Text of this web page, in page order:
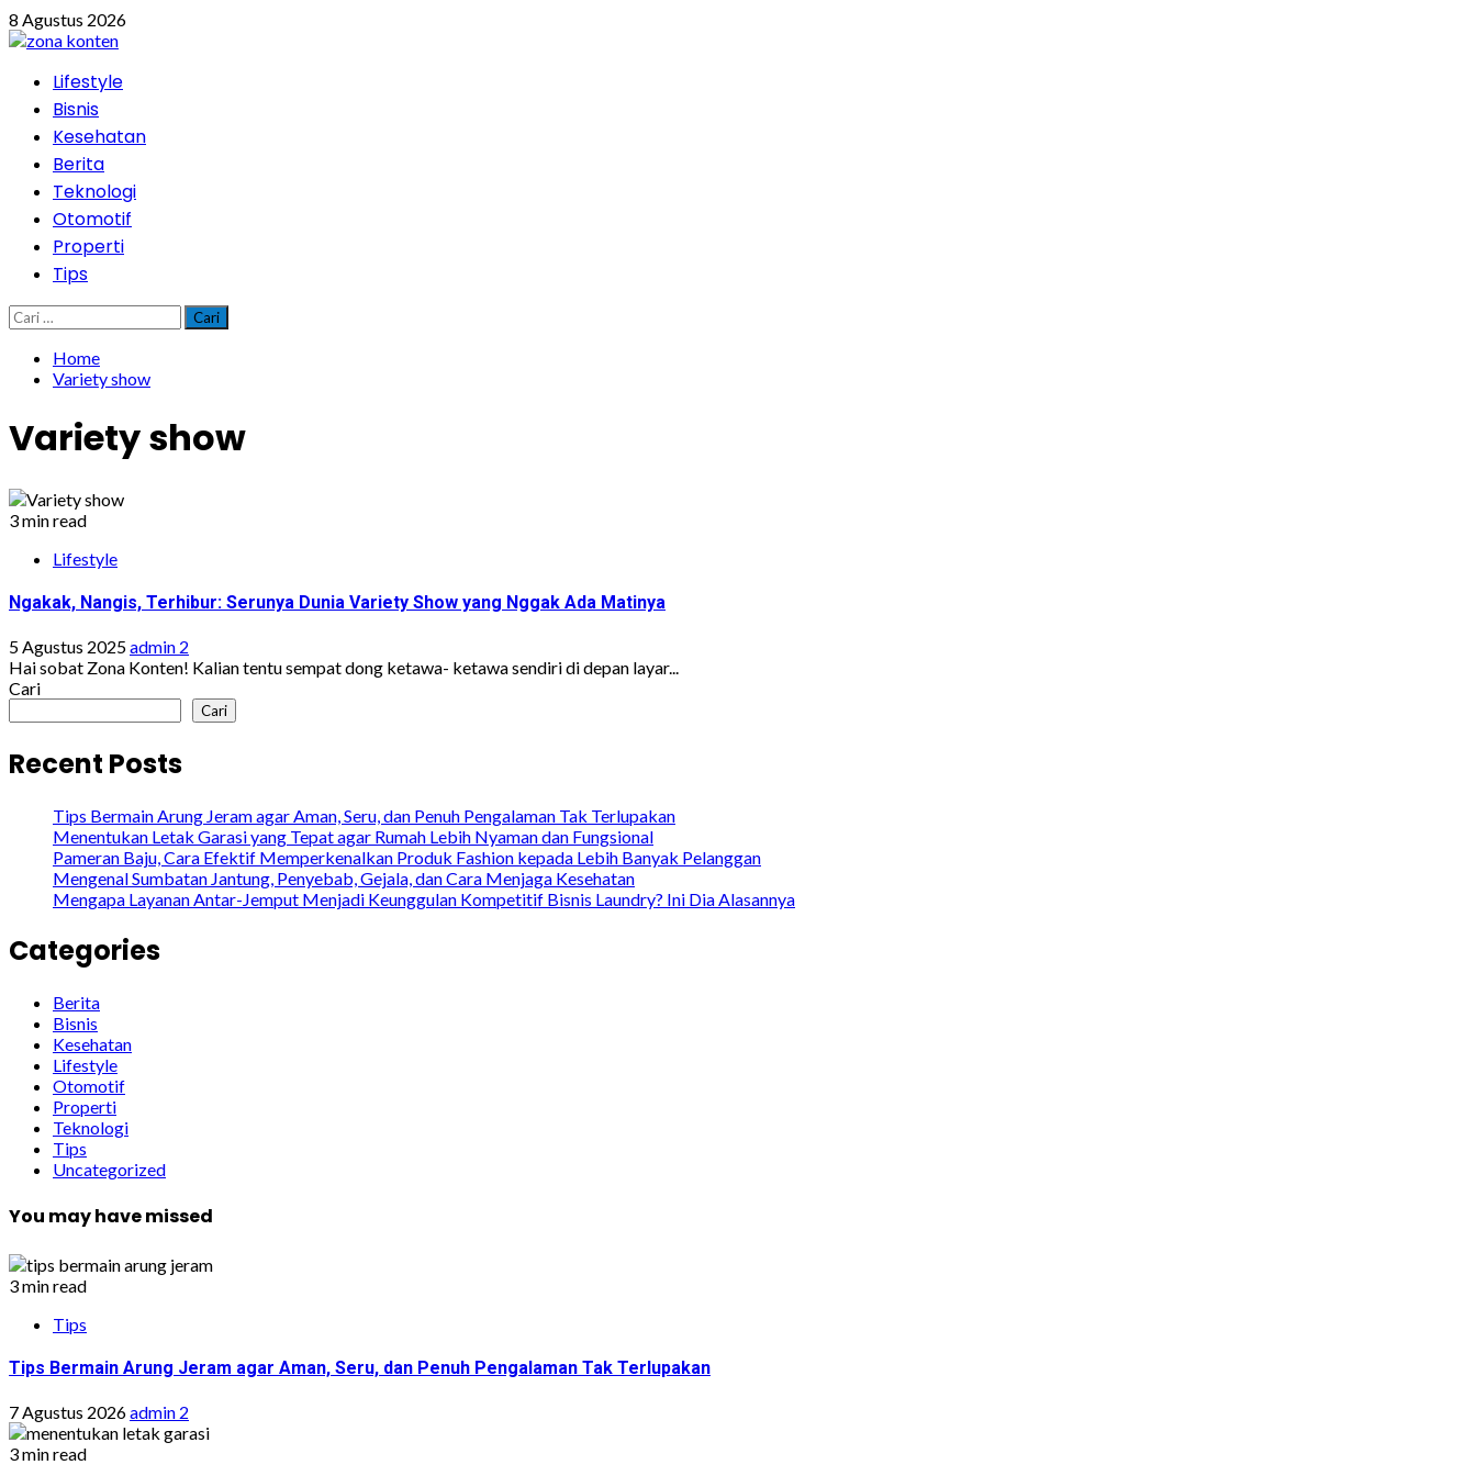
Skip
to
8 Agustus 2026
PrimaryLifestyle
Bisnis
Kesehatan
Berita
Teknologi
Otomotif
Properti
Tips
Cari
untuk:
Home
Variety show
Variety show
3 min read
Lifestyle
Ngakak, Nangis, Terhibur: Serunya Dunia Variety Show yang Nggak Ada Matinya
5 Agustus 2025admin 2
Hai sobat Zona Konten! Kalian tentu sempat dong ketawa- ketawa sendiri di depan layar...
Cari
Cari
Recent Posts
Tips Bermain Arung Jeram agar Aman, Seru, dan Penuh Pengalaman Tak Terlupakan
Menentukan Letak Garasi yang Tepat agar Rumah Lebih Nyaman dan Fungsional
Pameran Baju, Cara Efektif Memperkenalkan Produk Fashion kepada Lebih Banyak Pelanggan
Mengenal Sumbatan Jantung, Penyebab, Gejala, dan Cara Menjaga Kesehatan
Mengapa Layanan Antar-Jemput Menjadi Keunggulan Kompetitif Bisnis Laundry? Ini Dia Alasannya
Categories
Berita
Bisnis
Kesehatan
Lifestyle
Otomotif
Properti
Teknologi
Tips
Uncategorized
You may have missed
3 min read
Tips
Tips Bermain Arung Jeram agar Aman, Seru, dan Penuh Pengalaman Tak Terlupakan
7 Agustus 2026admin 2
3 min read